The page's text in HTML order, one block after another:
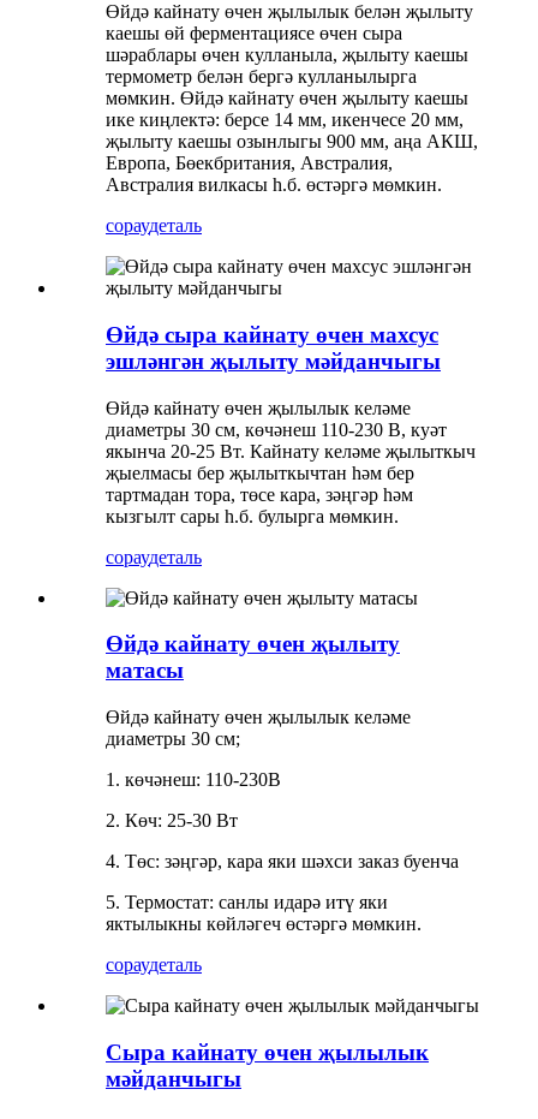
Өйдә кайнату өчен җылылык белән җылыту
каешы өй ферментациясе өчен сыра
шәраблары өчен кулланыла, җылыту каешы
термометр белән бергә кулланылырга
мөмкин. Өйдә кайнату өчен җылыту каешы
ике киңлектә: берсе 14 мм, икенчесе 20 мм,
җылыту каешы озынлыгы 900 мм, аңа АКШ,
Европа, Бөекбритания, Австралия,
Австралия вилкасы һ.б. өстәргә мөмкин.
сораудеталь
Өйдә сыра кайнату өчен махсус
эшләнгән җылыту мәйданчыгы
Өйдә кайнату өчен җылылык келәме
диаметры 30 см, көчәнеш 110-230 В, куәт
якынча 20-25 Вт. Кайнату келәме җылыткыч
җыелмасы бер җылыткычтан һәм бер
тартмадан тора, төсе кара, зәңгәр һәм
кызгылт сары һ.б. булырга мөмкин.
сораудеталь
Өйдә кайнату өчен җылыту
матасы
Өйдә кайнату өчен җылылык келәме
диаметры 30 см;
1. көчәнеш: 110-230В
2. Көч: 25-30 Вт
4. Төс: зәңгәр, кара яки шәхси заказ буенча
5. Термостат: санлы идарә итү яки
яктылыкны көйләгеч өстәргә мөмкин.
сораудеталь
Сыра кайнату өчен җылылык
мәйданчыгы